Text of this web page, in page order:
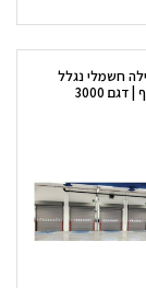
חשמלי נגלל
דגם 3000